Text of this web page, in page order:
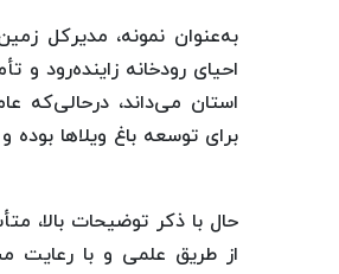
احیای رودخانه زاینده‌رود
استان می‌داند، درحالی‌که
برای توسعه باغ ویلاها
حال با ذکر توضیحات بالا،
از طریق علمی و با رعایت